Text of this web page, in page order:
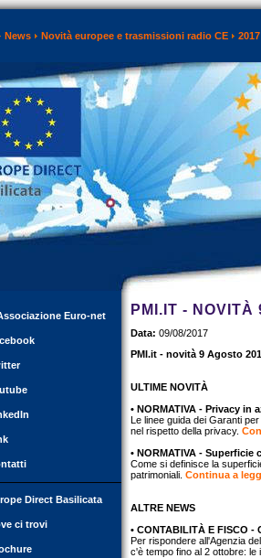
News Novità europee e trasmissioni radio CE 2017
Euro-net
Direct Basilicata
ci trovi
PMI.IT - NOVITÀ
Data: 09/08/2017
PMI.it - novità 9 Agosto
ULTIME NOVITÀ
• NORMATIVA - Privacy in
Le linee guida dei Garanti
nel rispetto della privacy.
• NORMATIVA -
Come si definisce la
patrimoniali. Continua a
ALTRE NEWS
• CONTABILITÀ E FISCO
Per rispondere all'Agenzia
c'è tempo fino al 2 ottobre: